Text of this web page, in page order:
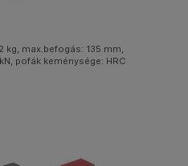
kg, max.befogás: 135 mm,
pofák keménysége: HRC